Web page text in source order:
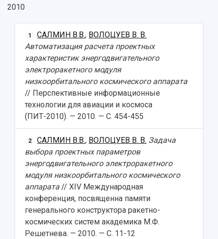
2010
1 САЛМИН В.В., ВОЛОЦУЕВ В. В.
Автоматизация расчета проектных
характеристик энергодвигательного
электроракетного модуля
низкоорбитального космического аппарата
// Перспективные информационные
технологии для авиации и космоса
(ПИТ-2010). — 2010. — С. 454-455
2 САЛМИН В.В., ВОЛОЦУЕВ В. В. Задача
выбора проектных параметров
энергодвигательного электроракетного
модуля низкоорбитального космического
аппарата // XIV Международная
конференция, посвященна памяти
генерального конструктора ракетно-
космических систем академика М.Ф.
Решетнева. — 2010. — С. 11-12